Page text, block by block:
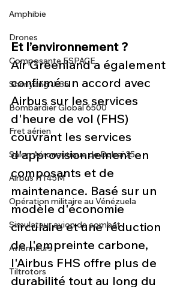
Amphibie
Drones
Composante ESPACE
Shenyang J-35
Bombardier Global 6500
Fret aérien
Salon Aéronautique de Dubaï 25
Airbus H145M
Opération militaire au Vénézuela
Simulateur avion de combat
Avionneurs
Tiltrotors
Et l’environnement ?
Air Greenland a également
confirmé un accord avec
Airbus sur les services
d'heure de vol (FHS)
couvrant les services
d'approvisionnement en
composants et de
maintenance. Basé sur un
modèle d'économie
circulaire et une réduction
de l'empreinte carbone,
l'Airbus FHS offre plus de
durabilité tout au long du